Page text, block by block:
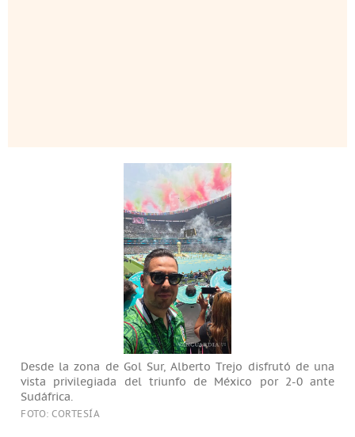
Desde la zona de Gol Sur, Alberto Trejo disfrutó de una
vista privilegiada del triunfo de México por 2-0 ante
Sudáfrica.
FOTO: CORTESÍA